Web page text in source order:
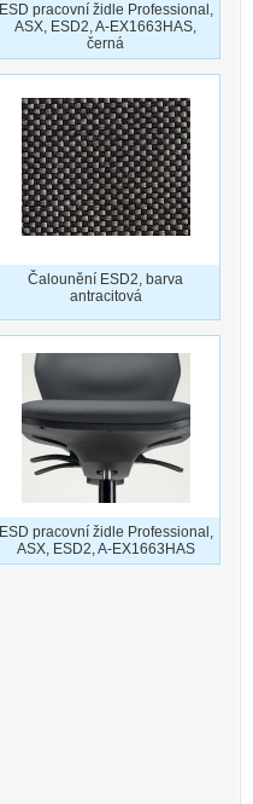
ESD pracovní židle Professional,
ASX, ESD2, A-EX1663HAS,
černá
Čalounění ESD2, barva
antracitová
ESD pracovní židle Professional,
ASX, ESD2, A-EX1663HAS